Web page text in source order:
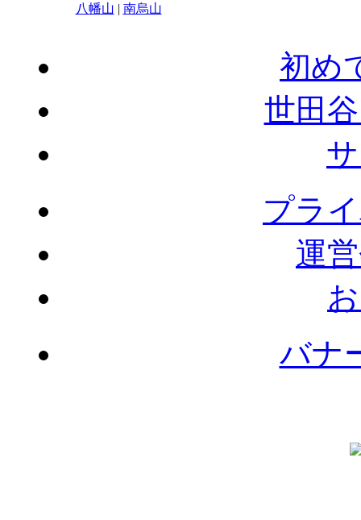
八幡山 | 南烏山
初め
世田
プラ
運
バナ